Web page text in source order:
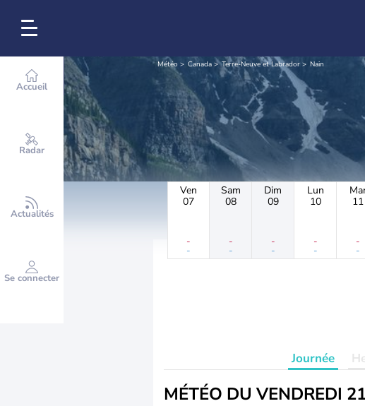
Accueil
Radar
Actualités
Se connecter
Météo Canada Terre-Neuve et Labrador Nain
Ven
07
-
-
Sam
08
-
-
Dim
09
-
-
Lun
10
-
-
11
-
-
Journée
MÉTÉO DU VENDREDI